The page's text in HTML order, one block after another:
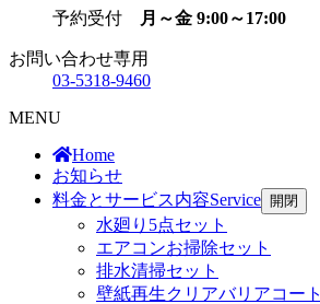
予約受付 月～金 9:00～17:00
お問い合わせ専用
03-5318-9460
MENU
Home
お知らせ
料金とサービス内容Service 開閉
水廻り5点セット
エアコンお掃除セット
排水清掃セット
壁紙再生クリアバリアコート